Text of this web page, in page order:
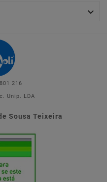

216
Unip. LDA
Sousa Teixeira